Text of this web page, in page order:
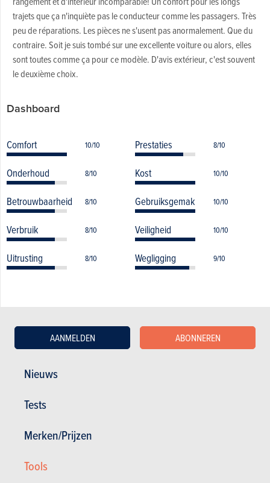
Nieuws
Tests
Merken/Prijzen
Tools
AANMELDEN ABONNEREN
trajets que ça n'inquiète pas le conducteur comme les passagers. Très
peu de réparations. Les pièces ne s'usent pas anormalement. Que du
contraire. Soit je suis tombé sur une excellente voiture ou alors, elles
sont toutes comme ça pour ce modèle. D'avis extérieur, c'est souvent
le deuxième choix.
Dashboard
Comfort 10/10 Prestaties 8/10
Onderhoud 8/10 Kost 10/10
Betrouwbaarheid 8/10 Gebruiksgemak 10/10
Verbruik 8/10 Veiligheid 10/10
Uitrusting 8/10 Wegligging 9/10
De andere beoordelingen over de Ford S-
Max
19.05.2022
Ford S-Max 2.0 TDCi 120kW Titanium S (2014)